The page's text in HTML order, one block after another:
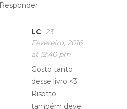
Responder
LC
23
Fevereiro, 2016
at 12:40 pm
Gosto tanto
desse livro <3
Risotto
também deve